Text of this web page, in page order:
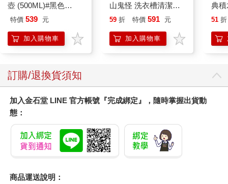
壺 (500ML)#黑色
IMUTB01BK
特價 539 元
加入購物車
山鬼怪 洗衣槽清潔劑
450公克-10包組
59 折 特價 591 元
加入購物車
典
51 折
訂購/退換貨須知
加入金石堂 LINE 官方帳號『完成綁定』，隨時掌握出貨動
態：
商品運送說明：